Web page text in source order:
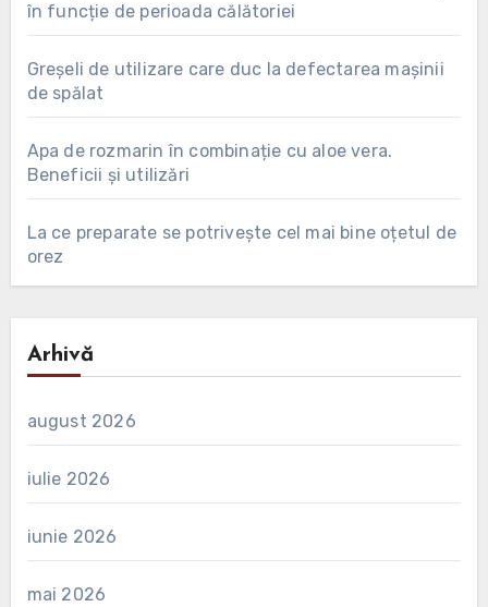
în funcție de perioada călătoriei
Greșeli de utilizare care duc la defectarea mașinii
de spălat
Apa de rozmarin în combinație cu aloe vera.
Beneficii și utilizări
La ce preparate se potrivește cel mai bine oțetul de
orez
Arhivă
august 2026
iulie 2026
iunie 2026
mai 2026